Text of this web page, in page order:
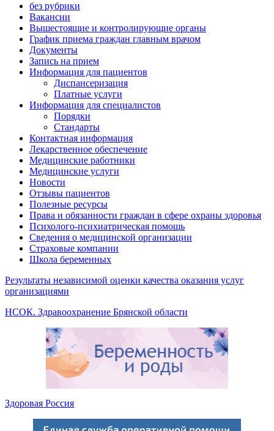
без рубрики
Вакансии
Вышестоящие и контролирующие органы
График приема граждан главным врачом
Документы
Запись на прием
Информация для пациентов
Диспансеризация
Платные услуги
Информация для специалистов
Порядки
Стандарты
Контактная информация
Лекарственное обеспечение
Медицинские работники
Медицинские услуги
Новости
Отзывы пациентов
Полезные ресурсы
Права и обязанности граждан в сфере охраны здоровья
Психолого-психиатрическая помощь
Сведения о медицинской организации
Страховые компании
Школа беременных
Результаты независимой оценки качества оказания услуг
организациями
НСОК. Здравоохранение Брянской области
Здоровая Россия